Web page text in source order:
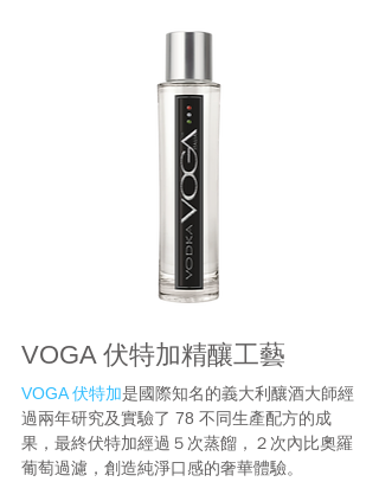
VOGA 伏特加精釀工藝
VOGA 伏特加是國際知名的義大利釀酒大師經
過兩年研究及實驗了 78 不同生產配方的成
果，最終伏特加經過５次蒸餾，２次內比奧羅
葡萄過濾，創造純淨口感的奢華體驗。